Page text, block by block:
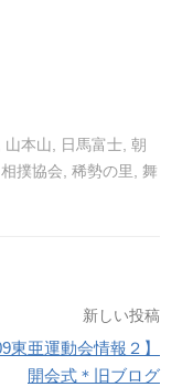
山本山 日馬富士 朝
相撲協会, 稀勢の里, 舞
新しい投稿
東亜運動会情報２】
開会式＊旧ブログ